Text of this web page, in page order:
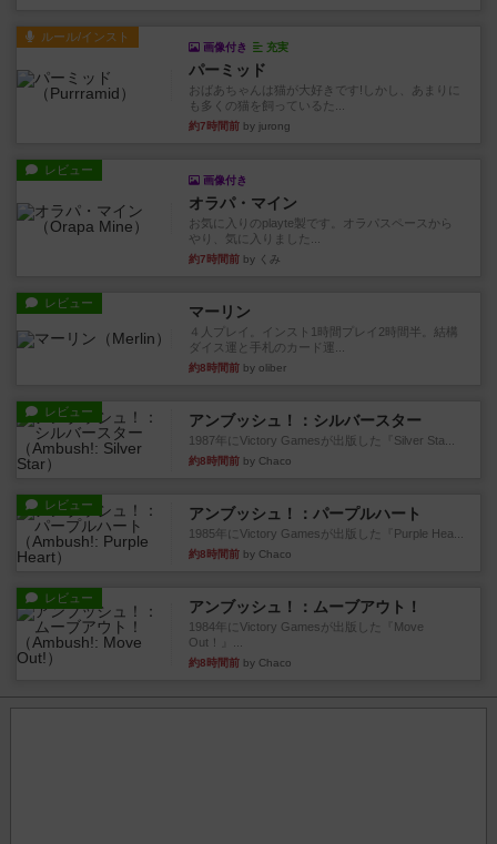
ルール/インスト
画像付き 充実
パーミッド
おばあちゃんは猫が大好きです!しかし、あまりに
も多くの猫を飼っているた...
約7時間前 by jurong
レビュー
画像付き
オラパ・マイン
お気に入りのplayte製です。オラパスペースから
やり、気に入りました...
約7時間前 by くみ
レビュー マーリン
４人プレイ。インスト1時間プレイ2時間半。結構
ダイス運と手札のカード運...
約8時間前 by oliber
レビュー アンブッシュ！：シルバースター
1987年にVictory Gamesが出版した『Silver Sta...
約8時間前 by Chaco
レビュー アンブッシュ！：パープルハート
1985年にVictory Gamesが出版した『Purple Hea...
約8時間前 by Chaco
レビュー アンブッシュ！：ムーブアウト！
1984年にVictory Gamesが出版した『Move
Out！』...
約8時間前 by Chaco